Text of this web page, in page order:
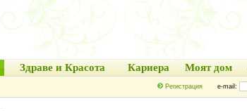
Здраве и Красота Кариера Моят дом
Регистрация e-mail: